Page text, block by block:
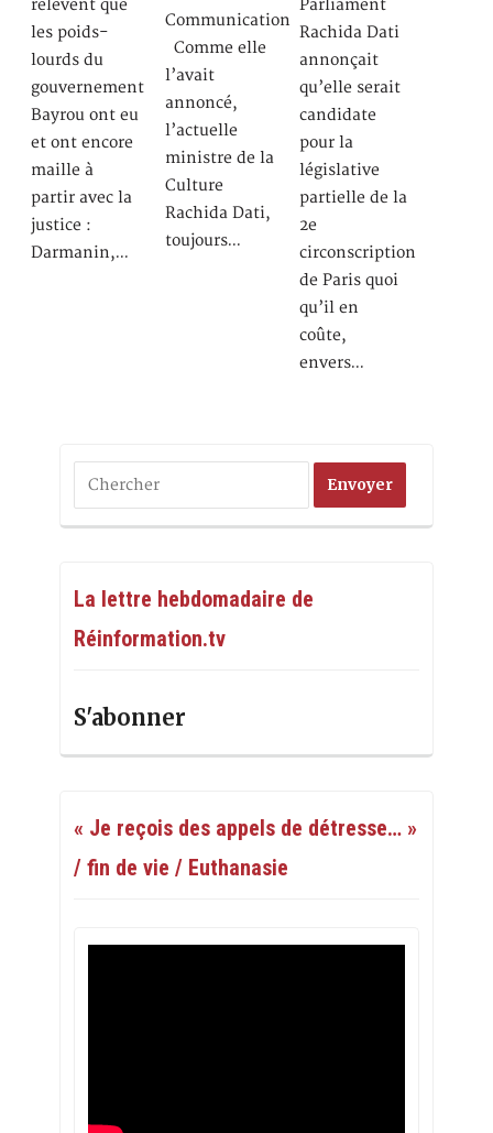
relèvent que
les poids-
lourds du
gouvernement
Bayrou ont eu
et ont encore
maille à
partir avec la
justice :
Darmanin,…
Communication
Comme elle
l’avait
annoncé,
l’actuelle
ministre de la
Culture
Rachida Dati,
toujours…
Parliament
Rachida Dati
annonçait
qu’elle serait
candidate
pour la
législative
partielle de la
2e
circonscription
de Paris quoi
qu’il en
coûte,
envers…
La lettre hebdomadaire de
Réinformation.tv
S'abonner
« Je reçois des appels de détresse… »
/ fin de vie / Euthanasie